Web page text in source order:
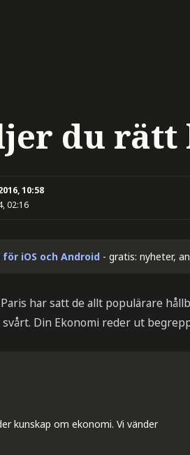
du
10:58
02:16
för iOS och Android - gratis: nyheter,
har satt de allt populärare
Din Ekonomi reder ut
kunskap om ekonomi. Vi vänder